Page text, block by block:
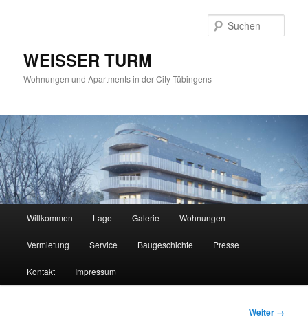
WEISSER TURM
Wohnungen und Apartments in der City Tübingens
Zum
Inhalt
wechseln
Willkommen Lage Galerie Wohnungen
Vermietung Service Baugeschichte Presse
Kontakt Impressum
Bilder-
Weiter →